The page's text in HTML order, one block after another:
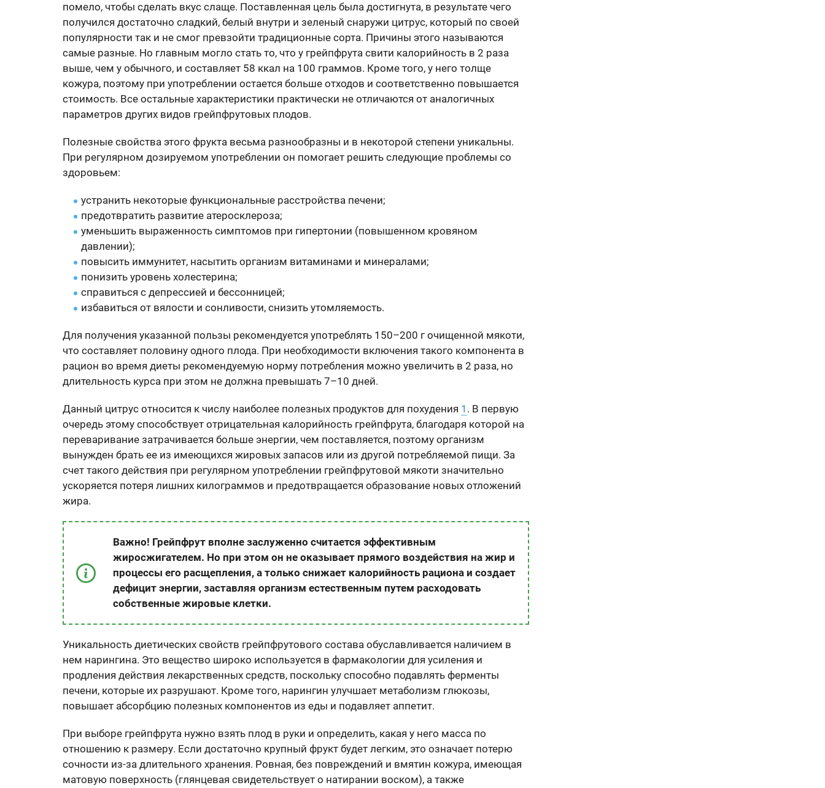
помело, чтобы сделать вкус слаще. Поставленная цель была достигнута, в результате чего
получился достаточно сладкий, белый внутри и зеленый снаружи цитрус, который по своей
популярности так и не смог превзойти традиционные сорта. Причины этого называются
самые разные. Но главным могло стать то, что у грейпфрута свити калорийность в 2 раза
выше, чем у обычного, и составляет 58 ккал на 100 граммов. Кроме того, у него толще
кожура, поэтому при употреблении остается больше отходов и соответственно повышается
стоимость. Все остальные характеристики практически не отличаются от аналогичных
параметров других видов грейпфрутовых плодов.
Полезные свойства этого фрукта весьма разнообразны и в некоторой степени уникальны.
При регулярном дозируемом употреблении он помогает решить следующие проблемы со
здоровьем:
устранить некоторые функциональные расстройства печени;
предотвратить развитие атеросклероза;
уменьшить выраженность симптомов при гипертонии (повышенном кровяном
давлении);
повысить иммунитет, насытить организм витаминами и минералами;
понизить уровень холестерина;
справиться с депрессией и бессонницей;
избавиться от вялости и сонливости, снизить утомляемость.
Для получения указанной пользы рекомендуется употреблять 150–200 г очищенной мякоти,
что составляет половину одного плода. При необходимости включения такого компонента в
рацион во время диеты рекомендуемую норму потребления можно увеличить в 2 раза, но
длительность курса при этом не должна превышать 7–10 дней.
Данный цитрус относится к числу наиболее полезных продуктов для похудения 1 . В первую
очередь этому способствует отрицательная калорийность грейпфрута, благодаря которой на
переваривание затрачивается больше энергии, чем поставляется, поэтому организм
вынужден брать ее из имеющихся жировых запасов или из другой потребляемой пищи. За
счет такого действия при регулярном употреблении грейпфрутовой мякоти значительно
ускоряется потеря лишних килограммов и предотвращается образование новых отложений
жира.
Важно! Грейпфрут вполне заслуженно считается эффективным
жиросжигателем. Но при этом он не оказывает прямого воздействия на жир и
процессы его расщепления, а только снижает калорийность рациона и создает
дефицит энергии, заставляя организм естественным путем расходовать
собственные жировые клетки.
Уникальность диетических свойств грейпфрутового состава обуславливается наличием в
нем нарингина. Это вещество широко используется в фармакологии для усиления и
продления действия лекарственных средств, поскольку способно подавлять ферменты
печени, которые их разрушают. Кроме того, нарингин улучшает метаболизм глюкозы,
повышает абсорбцию полезных компонентов из еды и подавляет аппетит.
При выборе грейпфрута нужно взять плод в руки и определить, какая у него масса по
отношению к размеру. Если достаточно крупный фрукт будет легким, это означает потерю
сочности из-за длительного хранения. Ровная, без повреждений и вмятин кожура, имеющая
матовую поверхность (глянцевая свидетельствует о натирании воском), а также